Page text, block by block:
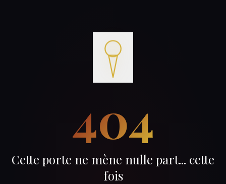
404
Cette porte ne mène nulle part... cette
fois